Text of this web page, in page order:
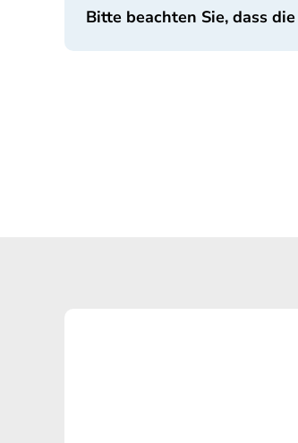
Bitte beachten Sie, dass